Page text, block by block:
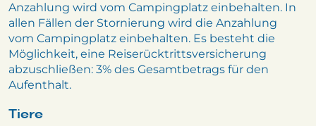
Anzahlung wird vom Campingplatz einbehalten. In
allen Fällen der Stornierung wird die Anzahlung
vom Campingplatz einbehalten. Es besteht die
Möglichkeit, eine Reiserücktrittsversicherung
abzuschließen: 3% des Gesamtbetrags für den
Aufenthalt.
Tiere